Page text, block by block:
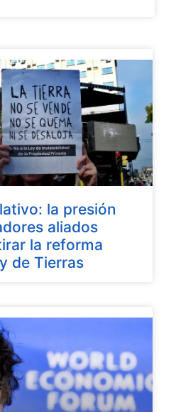
la presión
aliados
la reforma
de Tierras